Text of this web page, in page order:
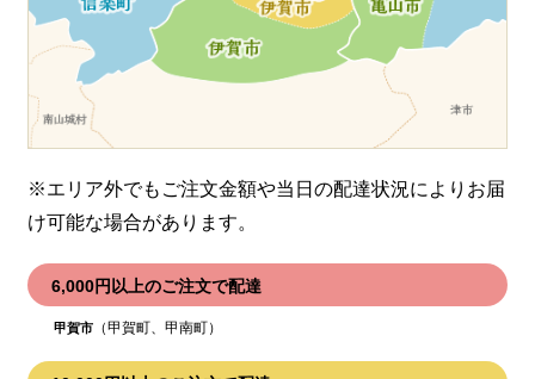
※エリア外でもご注文金額や当日の配達状況により お届
け可能な場合があります。
6,000円以上のご注文で配達
甲賀市 （甲賀町、甲南町）